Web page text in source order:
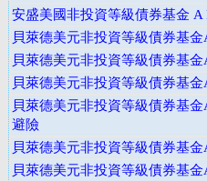
安盛美國非投資等級債券基金 A
貝萊德美元非投資等級債券基
貝萊德美元非投資等級債券基
貝萊德美元非投資等級債券基
貝萊德美元非投資等級債券基
避險
貝萊德美元非投資等級債券基金
貝萊德美元非投資等級債券基